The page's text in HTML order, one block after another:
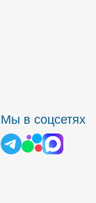
Мы в соцсетях